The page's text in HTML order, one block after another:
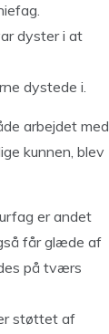
dyster i at
dystede i.
arbejdet med
kunnen, blev
er andet
får glæde af
på tværs
støttet af